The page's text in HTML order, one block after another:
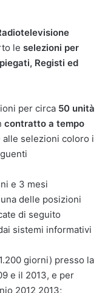
le selezioni per
Registi ed
per circa 50 unità
contratto a tempo
selezioni coloro i
e 3 mesi
delle posizioni
di seguito
sistemi informativi
giorni) presso la
e il 2013, e per
2012 2013;